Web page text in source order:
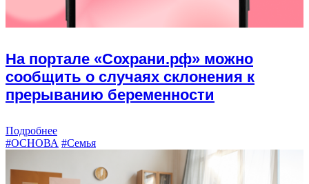
На портале «Сохрани.рф» можно
сообщить о случаях склонения к
прерыванию беременности
Подробнее
#ОСНОВА #Семья